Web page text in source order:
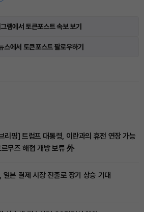
램에서 토큰포스트 속보 보기
스에서 토큰포스트 팔로우하기
리핑] 트럼프 대통령, 이란과의 휴전 연장 가능
무즈 해협 개방 보류 外
일본 결제 시장 진출로 장기 상승 기대